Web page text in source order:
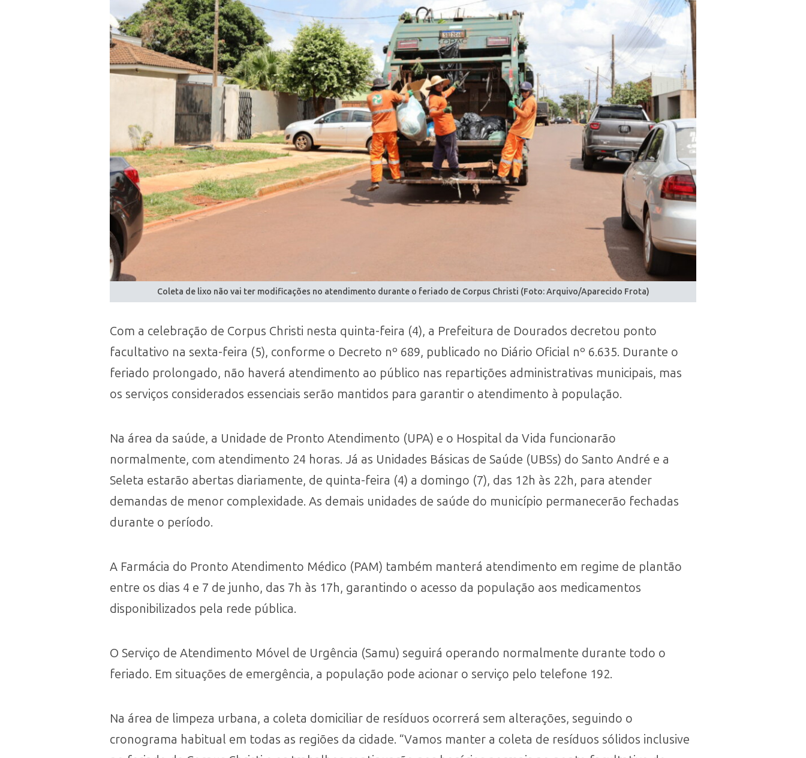
Coleta de lixo não vai ter modificações no atendimento durante o feriado de Corpus Christi (Foto: Arquivo/Aparecido Frota)
Com a celebração de Corpus Christi nesta quinta-feira (4), a Prefeitura de Dourados decretou ponto
facultativo na sexta-feira (5), conforme o Decreto nº 689, publicado no Diário Oficial nº 6.635. Durante o
feriado prolongado, não haverá atendimento ao público nas repartições administrativas municipais, mas
os serviços considerados essenciais serão mantidos para garantir o atendimento à população.
Na área da saúde, a Unidade de Pronto Atendimento (UPA) e o Hospital da Vida funcionarão
normalmente, com atendimento 24 horas. Já as Unidades Básicas de Saúde (UBSs) do Santo André e a
Seleta estarão abertas diariamente, de quinta-feira (4) a domingo (7), das 12h às 22h, para atender
demandas de menor complexidade. As demais unidades de saúde do município permanecerão fechadas
durante o período.
A Farmácia do Pronto Atendimento Médico (PAM) também manterá atendimento em regime de plantão
entre os dias 4 e 7 de junho, das 7h às 17h, garantindo o acesso da população aos medicamentos
disponibilizados pela rede pública.
O Serviço de Atendimento Móvel de Urgência (Samu) seguirá operando normalmente durante todo o
feriado. Em situações de emergência, a população pode acionar o serviço pelo telefone 192.
Na área de limpeza urbana, a coleta domiciliar de resíduos ocorrerá sem alterações, seguindo o
cronograma habitual em todas as regiões da cidade. “Vamos manter a coleta de resíduos sólidos inclusive